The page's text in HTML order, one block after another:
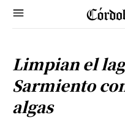
Limpian el
Sarmiento
algas